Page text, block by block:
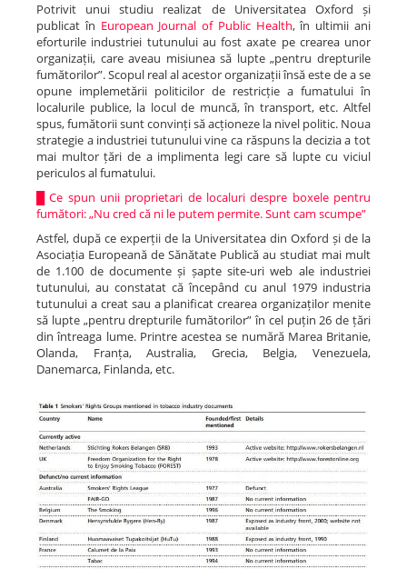
Potrivit unui studiu realizat de Universitatea Oxford și
publicat în European Journal of Public Health, în ultimii ani
eforturile industriei tutunului au fost axate pe crearea unor
organizații, care aveau misiunea să lupte „pentru drepturile
fumătorilor”. Scopul real al acestor organizații însă este de a se
opune implemetării politicilor de restricție a fumatului în
localurile publice, la locul de muncă, în transport, etc. Altfel
spus, fumătorii sunt convinți să acționeze la nivel politic. Noua
strategie a industriei tutunului vine ca răspuns la decizia a tot
mai multor țări de a implimenta legi care să lupte cu viciul
periculos al fumatului.
█Ce spun unii proprietari de localuri despre boxele pentru
fumători: „Nu cred că ni le putem permite. Sunt cam scumpe”
Astfel, după ce experții de la Universitatea din Oxford și de la
Asociația Europeană de Sănătate Publică au studiat mai mult
de 1.100 de documente și șapte site-uri web ale industriei
tutunului, au constatat că începând cu anul 1979 industria
tutunului a creat sau a planificat crearea organizaților menite
să lupte „pentru drepturile fumătorilor” în cel puțin 26 de țări
din întreaga lume. Printre acestea se numără Marea Britanie,
Olanda, Franța, Australia, Grecia, Belgia, Venezuela,
Danemarca, Finlanda, etc.